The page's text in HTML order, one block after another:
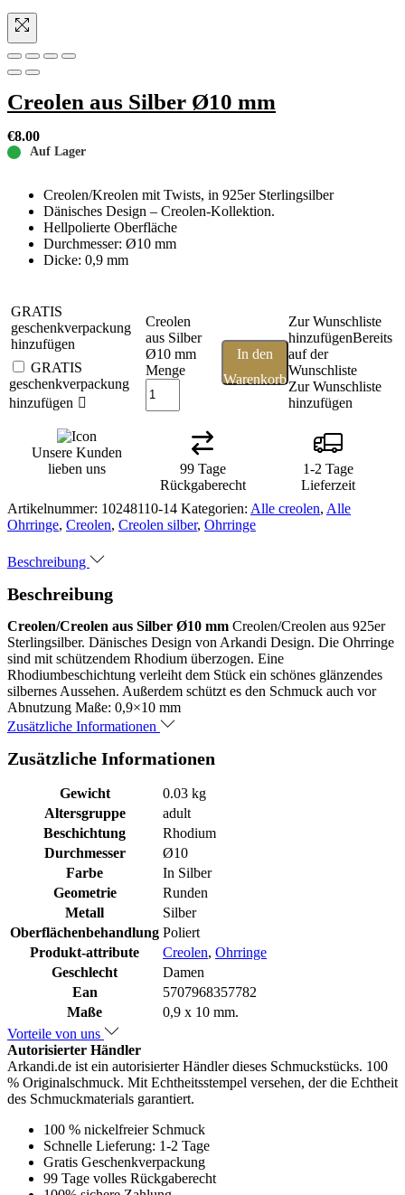
Creolen aus Silber Ø10 mm
€8.00
Auf Lager
Creolen/Kreolen mit Twists, in 925er Sterlingsilber
Dänisches Design – Creolen-Kollektion.
Hellpolierte Oberfläche
Durchmesser: Ø10 mm
Dicke: 0,9 mm
GRATIS
geschenkverpackung
hinzufügen
GRATIS
geschenkverpackung
hinzufügen
Creolen
aus Silber
Ø10 mm
Menge
In den
Warenkorb
Zur Wunschliste
hinzufügenBereits
auf der
Wunschliste
Zur Wunschliste
hinzufügen
Unsere Kunden
lieben uns
99 Tage
Rückgaberecht
1-2 Tage
Lieferzeit
Artikelnummer: 10248110-14 Kategorien: Alle creolen, Alle
Ohrringe, Creolen, Creolen silber, Ohrringe
Beschreibung
Beschreibung
Creolen/Creolen aus Silber Ø10 mm Creolen/Creolen aus 925er
Sterlingsilber. Dänisches Design von Arkandi Design. Die Ohrringe
sind mit schützendem Rhodium überzogen. Eine
Rhodiumbeschichtung verleiht dem Stück ein schönes glänzendes
silbernes Aussehen. Außerdem schützt es den Schmuck auch vor
Abnutzung Maße: 0,9×10 mm
Zusätzliche Informationen
Zusätzliche Informationen
Gewicht
0.03 kg
Altersgruppe
adult
Beschichtung
Rhodium
Durchmesser
Ø10
Farbe
In Silber
Geometrie
Runden
Metall
Silber
Oberflächenbehandlung Poliert
Produkt-attribute
Creolen, Ohrringe
Geschlecht
Damen
Ean
5707968357782
Maße
0,9 x 10 mm.
Vorteile von uns
Autorisierter Händler
Arkandi.de ist ein autorisierter Händler dieses Schmuckstücks. 100
% Originalschmuck. Mit Echtheitsstempel versehen, der die Echtheit
des Schmuckmaterials garantiert.
100 % nickelfreier Schmuck
Schnelle Lieferung: 1-2 Tage
Gratis Geschenkverpackung
99 Tage volles Rückgaberecht